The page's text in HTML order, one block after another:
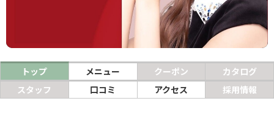
美容クリニック
トップ メニュー クーポン
カタログ
スタッフ
口コミ アクセス 採用情報